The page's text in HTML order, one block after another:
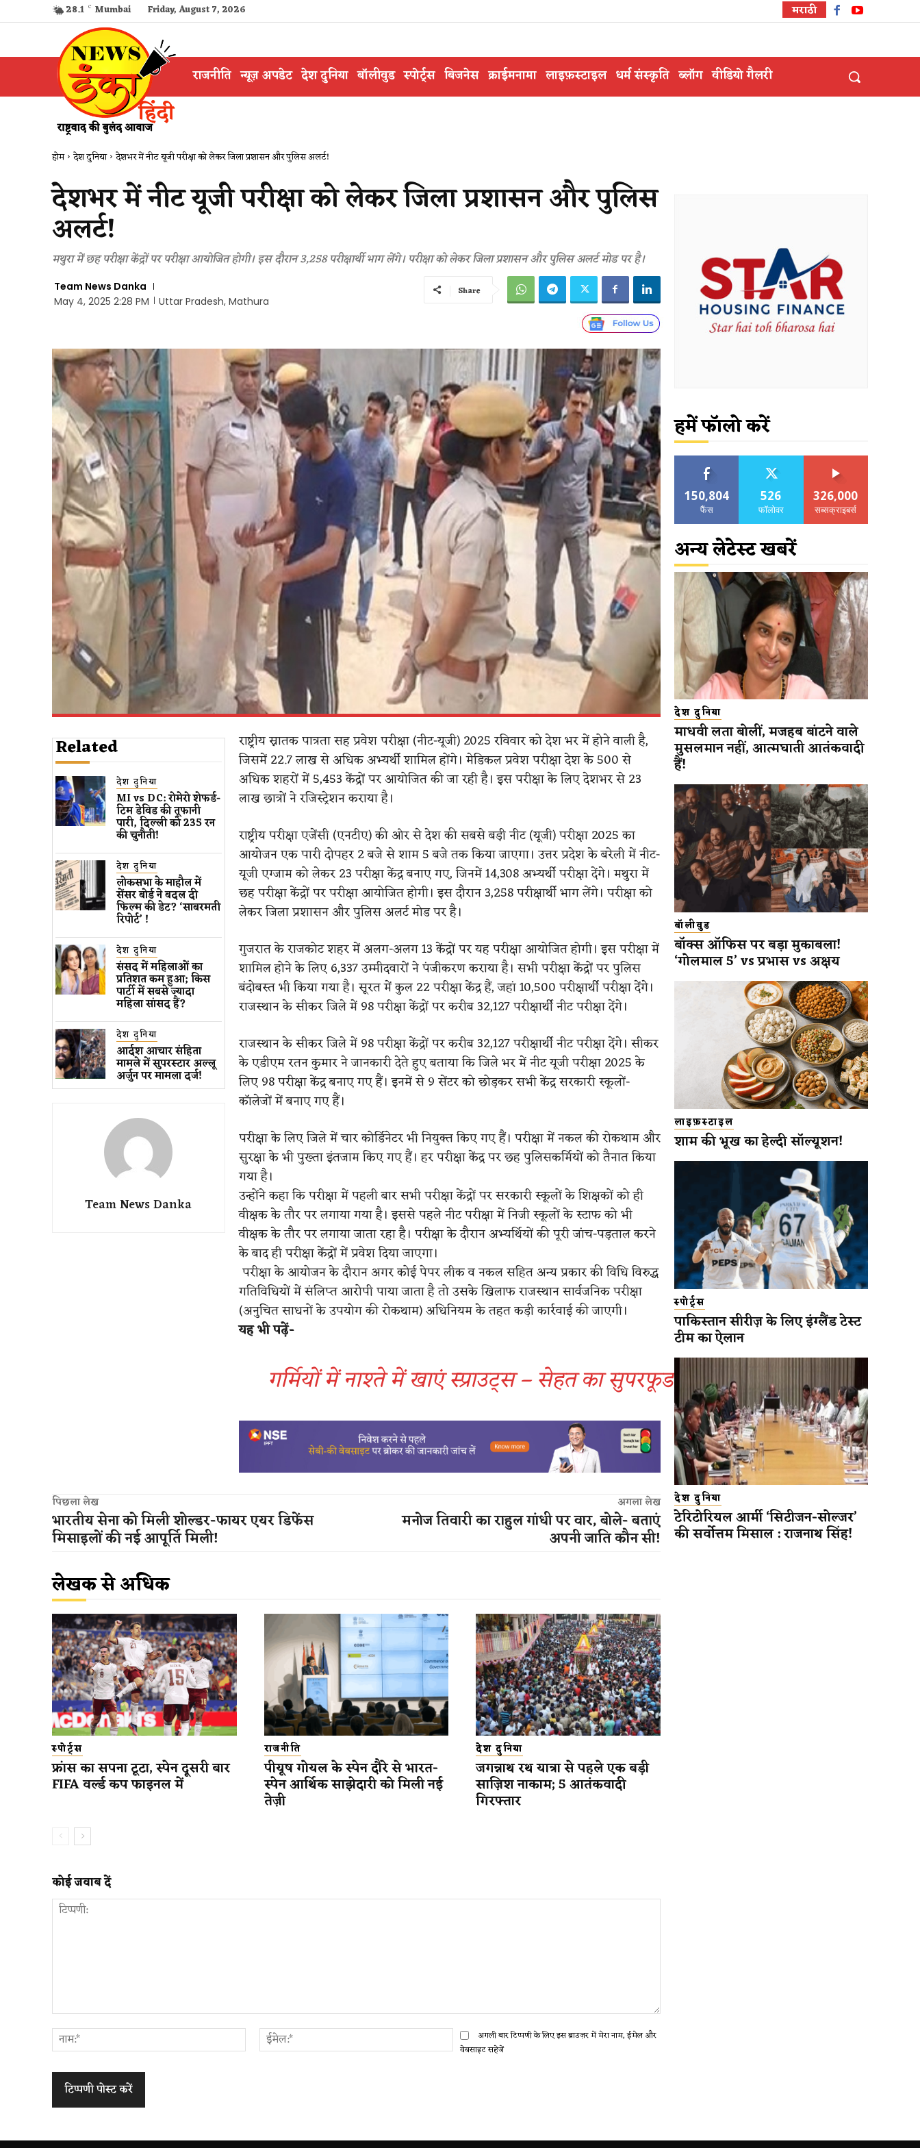
28.1 C Mumbai Friday, August 7, 2026 मराठी
राजनीति न्यूज़ अपडेट देश दुनिया बॉलीवुड स्पोर्ट्स बिजनेस क्राईमनामा लाइफ़स्टाइल धर्म संस्कृति ब्लॉग वीडियो गैलरी
होम देश दुनिया देशभर में नीट यूजी परीक्षा को लेकर जिला प्रशासन और पुलिस अलर्ट​!
देशभर में नीट यूजी परीक्षा को लेकर जिला प्रशासन और पुलिस
अलर्ट​!
मथुरा में छह परीक्षा केंद्रों पर परीक्षा आयोजित होगी। इस दौरान 3,258 परीक्षार्थी भाग लेंगे। परीक्षा को लेकर जिला प्रशासन और पुलिस अलर्ट मोड पर है।
Team News Danka
May 4, 2025 2:28 PM
Uttar Pradesh, Mathura
Share
Related
देश दुनिया
MI vs DC: रोमेरो शेफर्ड-
टिम डेविड की तूफानी
पारी, दिल्ली को 235 रन
की चुनौती!
देश दुनिया
लोकसभा के माहौल में
सेंसर बोर्ड ने बदल दी
फिल्म की डेट? ‘साबरमती
रिपोर्ट’ !
देश दुनिया
संसद में महिलाओं का
प्रतिशत कम ​हुआ​; किस
पार्टी में सबसे ज्यादा
महिला सांसद हैं?
देश दुनिया
आर्दश आचार संहिता
मामले में सुपरस्टार अल्लू
अर्जुन पर मामला दर्ज!
Team News Danka
राष्ट्रीय स्नातक पात्रता सह प्रवेश परीक्षा (नीट-यूजी) 2025 रविवार को देश भर में होने वाली है,
जिसमें 22.7 लाख से अधिक अभ्यर्थी शामिल होंगे। मेडिकल प्रवेश परीक्षा देश के 500 से
अधिक शहरों में 5,453 केंद्रों पर आयोजित की जा रही है। इस परीक्षा के लिए देशभर से 23
लाख छात्रों ने रजिस्ट्रेशन कराया है।
राष्ट्रीय परीक्षा एजेंसी (एनटीए) की ओर से देश की सबसे बड़ी नीट (यूजी) परीक्षा 2025 का
आयोजन एक पारी दोपहर 2 बजे से शाम 5 बजे तक किया जाएगा। उत्तर प्रदेश के बरेली में नीट-
यूजी एग्जाम को लेकर 23 परीक्षा केंद्र बनाए गए, जिनमें 14,308 अभ्यर्थी परीक्षा देंगे।मथुरा में
छह परीक्षा केंद्रों पर परीक्षा आयोजित होगी। इस दौरान 3,258 परीक्षार्थी भाग लेंगे। परीक्षा को
लेकर जिला प्रशासन और पुलिस अलर्ट मोड पर है।
गुजरात के राजकोट शहर में अलग-अलग 13 केंद्रों पर यह परीक्षा आयोजित होगी। इस परीक्षा में
शामिल होने के लिए 6,337 उम्मीदवारों ने पंजीकरण कराया है। सभी परीक्षा केंद्रों पर पुलिस
बंदोबस्त भी किया गया है। सूरत में कुल 22 परीक्षा केंद्र हैं, जहां 10,500 परीक्षार्थी परीक्षा देंगे।
राजस्थान के सीकर जिले में 98 परीक्षा केंद्रों पर करीब 32,127 परीक्षार्थी नीट परीक्षा देंगे।
राजस्थान के सीकर जिले में 98 परीक्षा केंद्रों पर करीब 32,127 परीक्षार्थी नीट परीक्षा देंगे। सीकर
के एडीएम रतन कुमार ने जानकारी देते हुए बताया कि जिले भर में नीट यूजी परीक्षा 2025 के
लिए 98 परीक्षा केंद्र बनाए गए हैं। इनमें से 9 सेंटर को छोड़कर सभी केंद्र सरकारी स्कूलों-
कॉलेजों में बनाए गए हैं।
परीक्षा के लिए जिले में चार कोर्डिनेटर भी नियुक्त किए गए हैं। परीक्षा में नकल की रोकथाम और
सुरक्षा के भी पुख्ता इंतजाम किए गए हैं। हर परीक्षा केंद्र पर छह पुलिसकर्मियों को तैनात किया
गया है।
उन्होंने कहा कि परीक्षा में पहली बार सभी परीक्षा केंद्रों पर सरकारी स्कूलों के शिक्षकों को ही
वीक्षक के तौर पर लगाया गया है। इससे पहले नीट परीक्षा में निजी स्कूलों के स्टाफ को भी
वीक्षक के तौर पर लगाया जाता रहा है। परीक्षा के दौरान अभ्यर्थियों की पूरी जांच-पड़ताल करने
के बाद ही परीक्षा केंद्रों में प्रवेश दिया जाएगा।
परीक्षा के आयोजन के दौरान अगर कोई पेपर लीक व नकल सहित अन्य प्रकार की विधि विरुद्ध
गतिविधियों में संलिप्त आरोपी पाया जाता है तो उसके खिलाफ राजस्थान सार्वजनिक परीक्षा
(अनुचित साधनों के उपयोग की रोकथाम) अधिनियम के तहत कड़ी कार्रवाई की जाएगी।
​यह भी पढ़ें-
गर्मियों में नाश्ते में खाएं स्प्राउट्स – सेहत का सुपरफूड
पिछला लेख
भारतीय सेना को मिली शोल्डर-फायर एयर डिफेंस
मिसाइलों की नई आपूर्ति मिली!
अगला लेख
मनोज तिवारी का राहुल गांधी पर वार, बोले- बताएं
अपनी जाति कौन सी​!
लेखक से अधिक
स्पोर्ट्स
फ्रांस का सपना टूटा, स्पेन दूसरी बार
FIFA वर्ल्ड कप फाइनल में
राजनीति
पीयूष गोयल के स्पेन दौरे से भारत-
स्पेन आर्थिक साझेदारी को मिली नई
तेज़ी
देश दुनिया
जगन्नाथ रथ यात्रा से पहले एक बड़ी
साज़िश नाकाम; 5 आतंकवादी
गिरफ्तार
कोई जवाब दें
नाम:*
ईमेल:*अगली बार टिप्पणी के लिए इस ब्राउज़र में मेरा नाम, ईमेल और
वेबसाइट सहेजें
हमें फॉलो करें
150,804
फैंस
526
फॉलोवर
326,000
सब्सक्राइबर्स
अन्य लेटेस्ट खबरें
देश दुनिया
माधवी लता बोलीं, मजहब बांटने वाले
मुसलमान नहीं, आत्मघाती आतंकवादी
हैं!
बॉलीवुड
बॉक्स ऑफिस पर बड़ा मुकाबला!
‘गोलमाल 5’ vs प्रभास vs अक्षय
लाइफ़स्टाइल
शाम की भूख का हेल्दी सॉल्यूशन!
स्पोर्ट्स
पाकिस्तान सीरीज़ के लिए इंग्लैंड टेस्ट
टीम का ऐलान
देश दुनिया
टेरिटोरियल आर्मी ‘सिटीजन-सोल्जर’
की सर्वोत्तम मिसाल : राजनाथ सिंह!